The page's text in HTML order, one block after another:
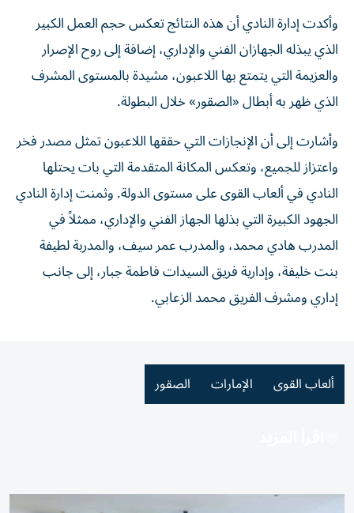
وأكدت إدارة النادي أن هذه النتائج تعكس حجم العمل الكبير
الذي يبذله الجهازان الفني والإداري، إضافة إلى روح الإصرار
والعزيمة التي يتمتع بها اللاعبون، مشيدة بالمستوى المشرف
الذي ظهر به أبطال «الصقور» خلال البطولة.
وأشارت إلى أن الإنجازات التي حققها اللاعبون تمثل مصدر فخر
واعتزاز للجميع، وتعكس المكانة المتقدمة التي بات يحتلها
النادي في ألعاب القوى على مستوى الدولة. وثمنت إدارة النادي
الجهود الكبيرة التي بذلها الجهاز الفني والإداري، ممثلاً في
المدرب هادي محمد، والمدرب عمر سيف، والمدربة لطيفة
بنت خليفة، وإدارية فريق السيدات فاطمة جبار، إلى جانب
إداري ومشرف الفريق محمد الزعابي.
ألعاب القوى الإمارات الصقور